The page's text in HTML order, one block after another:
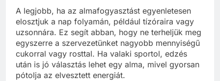
A legjobb, ha az almafogyasztást egyenletesen
elosztjuk a nap folyamán, például tízóraira vagy
uzsonnára. Ez segít abban, hogy ne terheljük meg
egyszerre a szervezetünket nagyobb mennyiségű
cukorral vagy rosttal. Ha valaki sportol, edzés
után is jó választás lehet egy alma, mivel gyorsan
pótolja az elvesztett energiát.